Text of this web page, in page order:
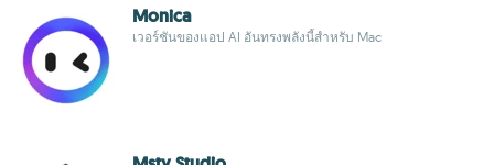
Monica
เวอร์ชันของแอป AI อันทรงพลังนี้สำหรับ Mac